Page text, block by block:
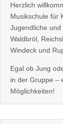
Herzlich
Musikschule für
Jugendliche
Waldbröl,
Windeck und
Egal ob Jung
in der Gruppe –
Möglichkeiten!